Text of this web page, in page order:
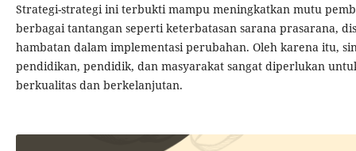
Strategi-strategi ini terbukti mampu meningkatkan mutu
berbagai tantangan seperti keterbatasan sarana prasarana,
hambatan dalam implementasi perubahan. Oleh karena itu,
pendidikan, pendidik, dan masyarakat sangat diperlukan
berkualitas dan berkelanjutan.